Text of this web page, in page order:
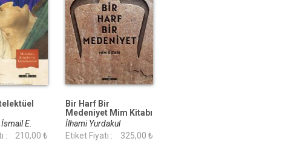
E.
: 210,00 ₺
Bir Harf Bir
Medeniyet Mim Kitabı
İlhami Yurdakul
Etiket Fiyatı :
325,00 ₺